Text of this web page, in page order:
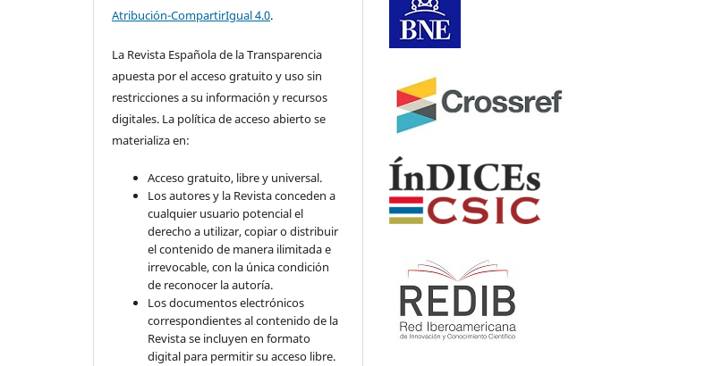
Atribución-CompartirIgual 4.0.
La Revista Española de la Transparencia
apuesta por el acceso gratuito y uso sin
restricciones a su información y recursos
digitales. La política de acceso abierto se
materializa en:
Acceso gratuito, libre y universal.
Los autores y la Revista conceden a
cualquier usuario potencial el
derecho a utilizar, copiar o distribuir
el contenido de manera ilimitada e
irrevocable, con la única condición
de reconocer la autoría.
Los documentos electrónicos
correspondientes al contenido de la
Revista se incluyen en formato
digital para permitir su acceso libre.